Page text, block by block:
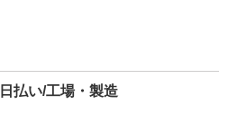
払い/工場・製造